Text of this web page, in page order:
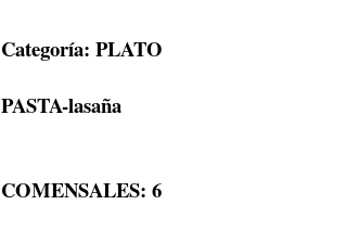
Categoría: PLATO
PASTA-lasaña
COMENSALES: 6